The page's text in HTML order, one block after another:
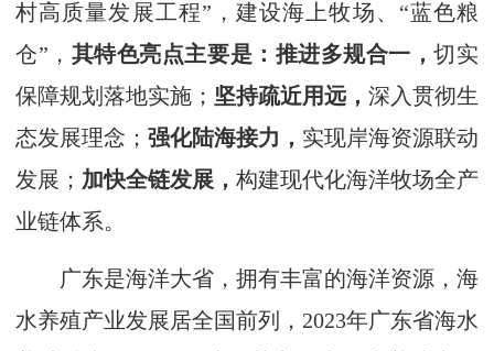
村高质量发展工程”，建设海上牧场、“蓝色粮
仓”， 其特色亮点主要是： 推进多规合一，切实
保障规划落地实施； 坚持疏近用远， 深入贯彻生
态发展理念； 强化陆海接力， 实现岸海资源联动
发展； 加快全链发展， 构建现代化海洋牧场全产
业链体系。
广东是海洋大省，拥有丰富的海洋资源，海
水养殖产业发展居全国前列，2023年广东省海水